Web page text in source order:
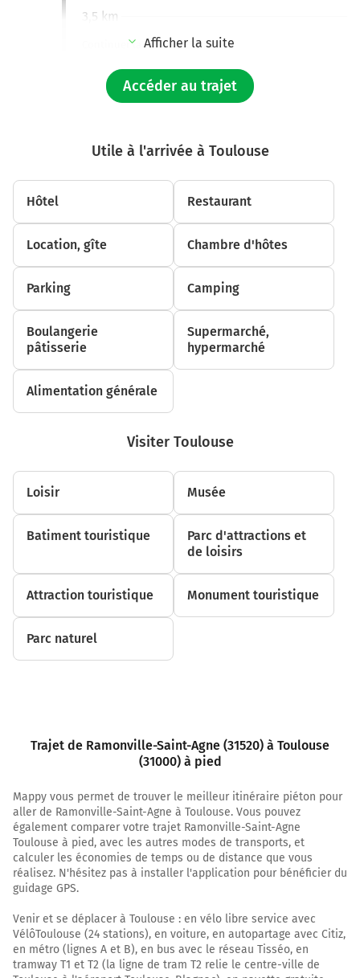
Continuer la voie sur 25 mètres
3,5 km
Continuer Avenue Jules Julien sur 1 kilomètre
3,6 km
Tourner légèrement à gauche sur Avenue de l'Urss et
Continuer Place Auguste Lafourcade sur 100 mètres
Continuer Place du Parlement sur 140 mètres
5,9 km
Continuer Rue Pharaon sur 260 mètres
Continuer Place des Carmes sur 80 mètres
Continuer Rue des Filatiers sur 220 mètres
6,3 km
6,5 km
Tourner à droite sur Rue Peyras et continuer sur 35
Tourner à gauche sur Rue des Puits Clos et continuer
sur 85 mètres
6,7 km
6,8 km
Tourner légèrement à gauche sur Rue des Puits Clos et
6,8 km
Afficher la suite
Accéder au trajet
Utile à l'arrivée à Toulouse
Hôtel Restaurant
Location, gîte Chambre d'hôtes
Parking Camping
Boulangerie
pâtisserie
Supermarché,
hypermarché
Alimentation générale
Visiter Toulouse
Loisir Musée
Batiment touristique
Parc d'attractions et
de loisirs
Attraction touristique Monument touristique
Parc naturel
Trajet de Ramonville-Saint-Agne (31520) à Toulouse
(31000) à pied
Mappy vous permet de trouver le meilleur itinéraire piéton pour
aller de Ramonville-Saint-Agne à Toulouse. Vous pouvez
également comparer votre trajet Ramonville-Saint-Agne
Toulouse à pied, avec les autres modes de transports, et
calculer les économies de temps ou de distance que vous
réalisez. N'hésitez pas à installer l'application pour bénéficier du
guidage GPS.
Venir et se déplacer à Toulouse : en vélo libre service avec
VélôToulouse (24 stations), en voiture, en autopartage avec Citiz,
en métro (lignes A et B), en bus avec le réseau Tisséo, en
tramway T1 et T2 (la ligne de tram T2 relie le centre-ville de